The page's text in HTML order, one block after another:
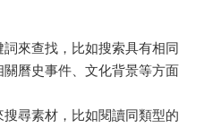
來查找，比如搜索具有相同
曆史事件、文化背景等方面
尋素材，比如閱讀同類型的